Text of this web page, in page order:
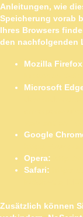
Anleitungen, wie
Speicherung vorab
Ihres Browsers
den nachfolgenden
Mozilla
Microsoft
Google
Opera:
Safari:
Zusätzlich können